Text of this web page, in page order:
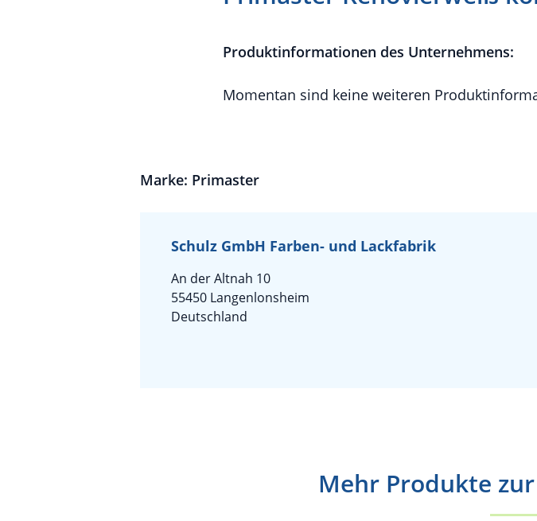
Produktinformationen des Unternehmens:
Momentan sind keine weiteren
Marke: Primaster
Schulz GmbH Farben- und Lackfabrik
An der Altnah 10
55450 Langenlonsheim
Deutschland
Mehr Produkte